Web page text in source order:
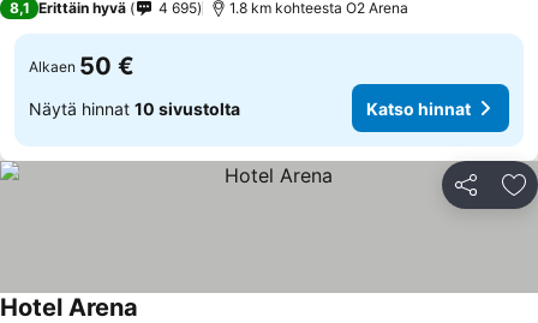
8,1 Erittäin hyvä 4 695 1.8 km kohteesta O2 Arena
Alkaen 50 €
Näytä hinnat 10 sivustolta Katso hinnat
Jaa
Hotel Arena